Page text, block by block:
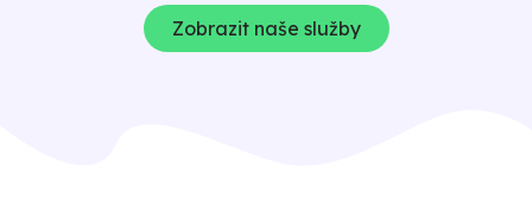
Zobrazit naše služby